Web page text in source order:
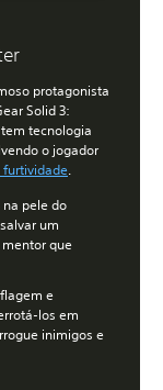
protagonista
Solid 3:
tem tecnologia
o jogador
furtividade.
na pele do
um
que
e
los em
inimigos e